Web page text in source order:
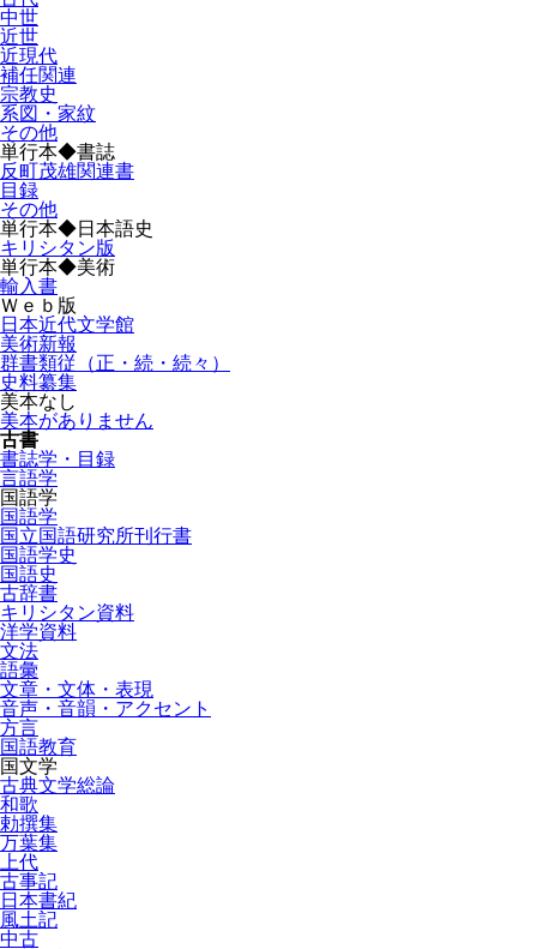
中世
近世
近現代
補任関連
宗教史
系図・家紋
その他
単行本◆書誌
反町茂雄関連書
目録
その他
単行本◆日本語史
キリシタン版
単行本◆美術
輸入書
Ｗｅｂ版
日本近代文学館
美術新報
群書類従（正・続・続々）
史料纂集
美本なし
美本がありません
古書
書誌学・目録
言語学
国語学
国語学
国立国語研究所刊行書
国語学史
国語史
古辞書
キリシタン資料
洋学資料
文法
語彙
文章・文体・表現
音声・音韻・アクセント
方言
国語教育
国文学
古典文学総論
和歌
勅撰集
万葉集
上代
古事記
日本書紀
風土記
中古